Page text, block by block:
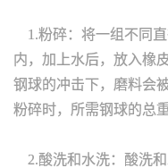
1.粉碎：将一组不同
内，加上水后，放入橡
钢球的冲击下，磨料会
粉碎时，所需钢球的总
2.酸洗和水洗：酸洗